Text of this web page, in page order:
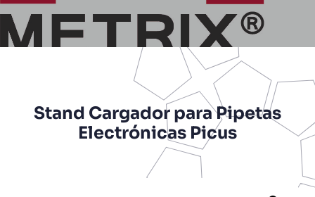
Stand Cargador para Pipetas
Electrónicas Picus